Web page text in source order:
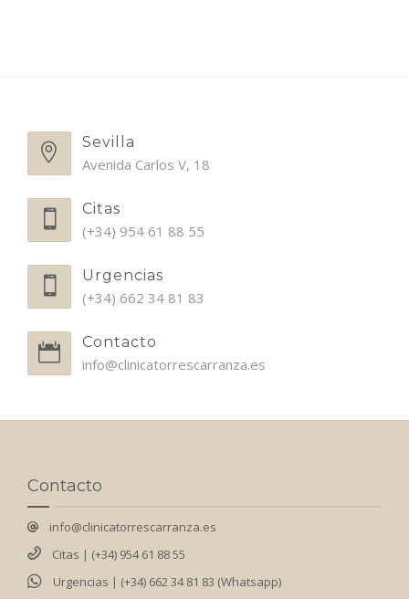
Sevilla
Avenida Carlos V, 18
Citas
(+34) 954 61 88 55
Urgencias
(+34) 662 34 81 83
Contacto
info@clinicatorrescarranza.es
Contacto
info@clinicatorrescarranza.es
Citas | (+34) 954 61 88 55
Urgencias | (+34) 662 34 81 83 (Whatsapp)